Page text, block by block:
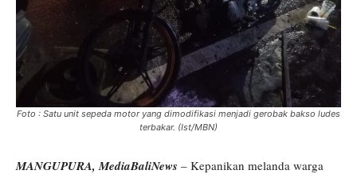
Foto : Satu unit sepeda motor yang dimodifikasi menjadi gerobak bakso ludes
terbakar. (Ist/MBN)
MANGUPURA, MediaBaliNews – Kepanikan melanda warga